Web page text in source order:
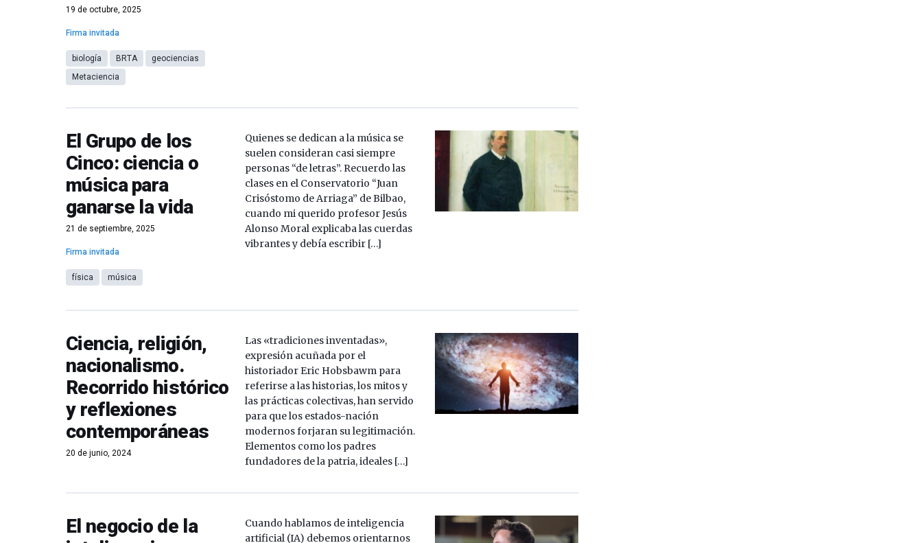
19 de octubre, 2025
Firma invitada
biología BRTA
geociencias
Metaciencia
El Grupo de los
Cinco: ciencia o
música para
ganarse la vida
21 de septiembre, 2025
Firma invitada
física música
Quienes se dedican a la música se
suelen consideran casi siempre
personas “de letras”. Recuerdo las
clases en el Conservatorio “Juan
Crisóstomo de Arriaga” de Bilbao,
cuando mi querido profesor Jesús
Alonso Moral explicaba las cuerdas
vibrantes y debía escribir […]
Ciencia, religión,
nacionalismo.
Recorrido histórico
y reflexiones
contemporáneas
20 de junio, 2024
Las «tradiciones inventadas»,
expresión acuñada por el
historiador Eric Hobsbawm para
referirse a las historias, los mitos y
las prácticas colectivas, han servido
para que los estados-nación
modernos forjaran su legitimación.
Elementos como los padres
fundadores de la patria, ideales […]
El negocio de la
Cuando hablamos de inteligencia
artificial (IA) debemos orientarnos